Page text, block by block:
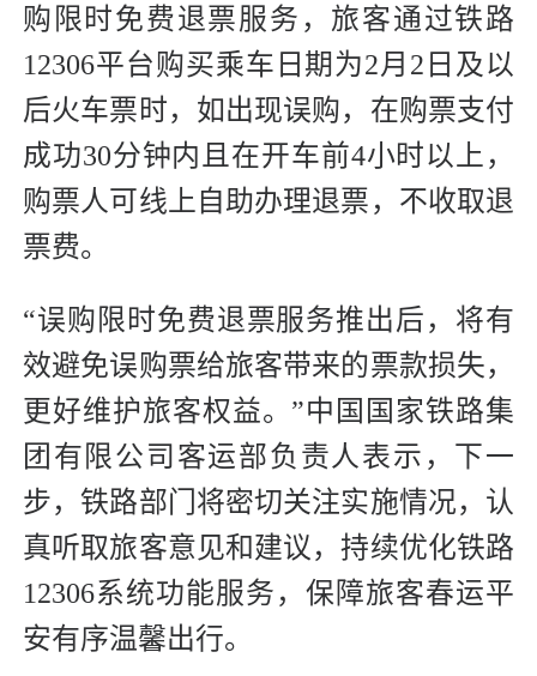
购限时免费退票服务，旅客通过铁路
12306平台购买乘车日期为2月2日及以
后火车票时，如出现误购，在购票支付
成功30分钟内且在开车前4小时以上，
购票人可线上自助办理退票，不收取退
票费。
“误购限时免费退票服务推出后，将有
效避免误购票给旅客带来的票款损失，
更好维护旅客权益。”中国国家铁路集
团有限公司客运部负责人表示，下一
步，铁路部门将密切关注实施情况，认
真听取旅客意见和建议，持续优化铁路
12306系统功能服务，保障旅客春运平
安有序温馨出行。